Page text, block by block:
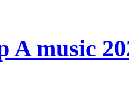
A music